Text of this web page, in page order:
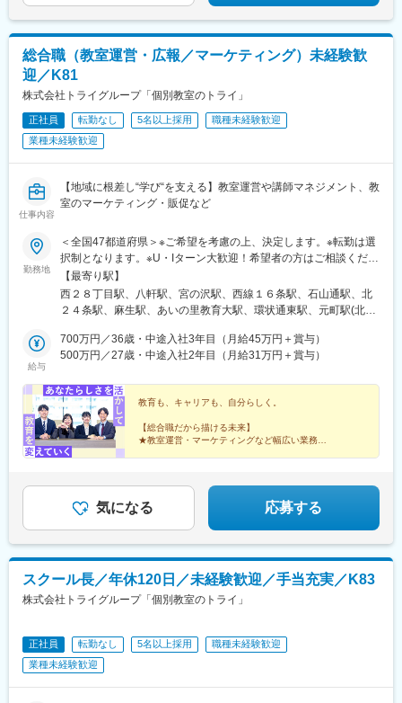
所前駅、甲東中学校前駅、天神南駅、観光通駅
総合職（教室運営・広報／マーケティング）未経験歓
迎／K81
株式会社トライグループ「個別教室のトライ」
正社員 転勤なし 5名以上採用
職種未経験歓迎
業種未経験歓迎
仕事内容
【地域に根差し“学び“を支える】教室運営や講師マネジメント、教
室のマーケティング・販促など
勤務地
＜全国47都道府県＞※ご希望を考慮の上、決定します。※転勤は選
択制となります。※U・Iターン大歓迎！希望者の方はご相談くださ
い。【募集エリア】全国47都道府県■北海道・東北■北海道・青森
県・岩手県・宮城県・秋田県・山形県・福島県■北陸・甲信越■新
潟県・富山県・石川県・福井県・山梨県・長野県■関東■東京都・
県・静岡県・愛知県・三重県■関西■京都府・大阪府・滋賀県・兵
庫県・奈良県・和歌山県■中国■鳥取県・島根県・岡山県・広島
県・佐賀県・長崎県・大分県・熊本県・宮崎県・鹿児島県・沖縄
県
【最寄り駅】
西２８丁目駅、八軒駅、宮の沢駅、西線１６条駅、石山通駅、北
２４条駅、麻生駅、あいの里教育大駅、環状通東駅、元町駅(北海
丁駅、長町南駅、富沢駅、南仙台駅、古川駅、筒井駅(青森県)、上
盛岡駅、秋田駅、山形駅、郡山駅(福島県)、研究学園駅、土浦駅、
駅、熊谷駅、北与野駅、せんげん台駅、稲毛海岸駅、成田駅、本
八幡駅(都営線)、行徳駅、津田沼駅、京成船橋駅、西船橋駅、葭川
公園駅、目白駅、巣鴨駅、中村橋駅、大泉学園駅、荻窪駅、茗荷
谷駅、月島駅、亀戸駅、京成曳舟駅、船堀駅、浅草駅(ＴＸ)、綾瀬
駅、北千住駅、葛西駅、西葛西駅、三軒茶屋駅、高田馬場駅、辻
駅、上大岡駅、横浜駅、平沼橋駅、みなとみらい駅、本郷駅(長野
県)、北長野駅、安茂里駅、篠ノ井駅、南松本駅、新潟駅、大町駅
(富山県)、野町駅、小松駅、武生駅、桜橋駅(静岡県)、春日町駅、
駅、野並駅、金山駅(愛知県)、尾張一宮駅、春田駅、上飯田駅、勝
川駅、小幡駅、三郷駅(愛知県)、瀬戸口駅、藤が丘駅(愛知県)、長
久手古戦場駅、赤池駅(愛知県)、神沢駅、鳴海駅、南大高駅、有松
駅、茨木駅、枚方市駅、放出駅、四条畷駅、住道駅、千林大宮
駅、天王寺駅前駅、大阪上本町駅、新石切駅、平野駅(地下鉄)、鳳
給与
700万円／36歳・中途入社3年目（月給45万円＋賞与）
500万円／27歳・中途入社2年目（月給31万円＋賞与）
教育も、キャリアも、自分らしく。
【総合職だから描ける未来】
★教室運営・マーケティングなど幅広い業務
★不登校支援など、教育格差にも本気で取り組む
気になる 応募する
スクール長／年休120日／未経験歓迎／手当充実／K83
株式会社トライグループ「個別教室のトライ」
正社員 転勤なし 5名以上採用
職種未経験歓迎
業種未経験歓迎